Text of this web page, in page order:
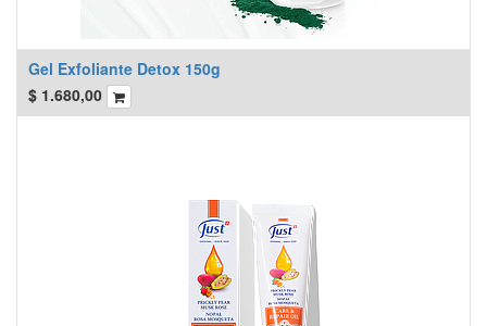
Gel Exfoliante Detox 150g
$ 1.680,00